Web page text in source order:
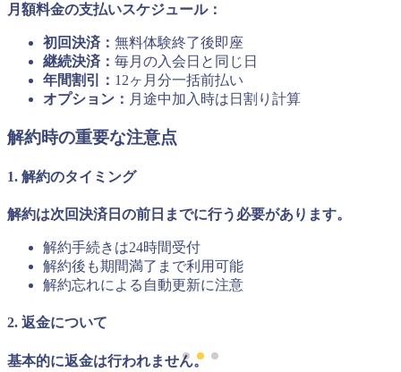
月額料金の支払いスケジュール：
初回決済： 無料体験終了後即座
継続決済： 毎月の入会日と同じ日
年間割引： 12ヶ月分一括前払い
オプション： 月途中加入時は日割り計算
解約時の重要な注意点
1. 解約のタイミング
解約は次回決済日の前日までに行う必要があります。
解約手続きは24時間受付
解約後も期間満了まで利用可能
解約忘れによる自動更新に注意
2. 返金について
基本的に返金は行われません。